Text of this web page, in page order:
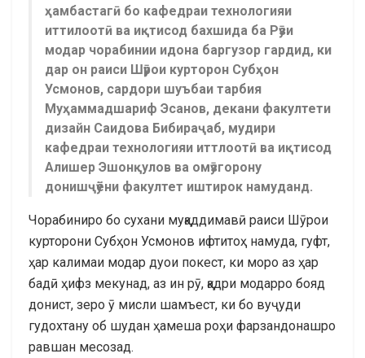
ҳамбастагӣ бо кафедраи технологияи
иттилоотӣ ва иқтисод бахшида ба Рӯзи
модар чорабинии идона баргузор гардид, ки
дар он раиси Шӯрои курторон Субҳон
Усмонов, сардори шуъбаи тарбия
Муҳаммадшариф Эсанов, декани факултети
дизайн Саидова Бибираҷаб, мудири
кафедраи технологияи иттлоотӣ ва иқтисод
Алишер Эшонқулов ва омӯзгорону
донишҷӯёни факултет иштирок намуданд.
Чорабиниро бо сухани муқаддимавӣ раиси Шӯрои
курторони Субҳон Усмонов ифтитоҳ намуда, гуфт,
ҳар калимаи модар дуои покест, ки моро аз ҳар
бадӣ ҳифз мекунад, аз ин рӯ, қадри модарро бояд
донист, зеро ӯ мисли шамъест, ки бо вуҷуди
гудохтану об шудан ҳамеша роҳи фарзандонашро
равшан месозад.